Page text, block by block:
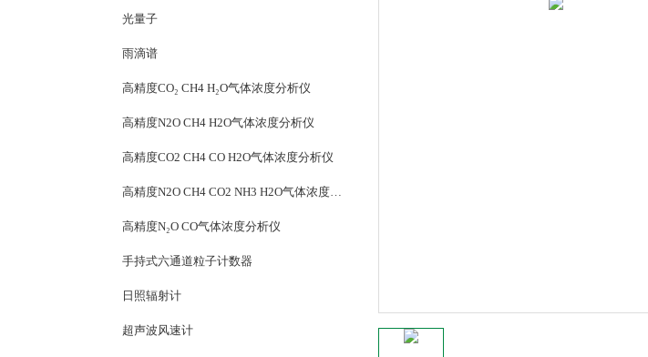
光量子
雨滴谱
高精度CO₂ CH4 H₂O气体浓度分析仪
高精度N2O CH4 H2O气体浓度分析仪
高精度CO2 CH4 CO H2O气体浓度分析仪
高精度N2O CH4 CO2 NH3 H2O气体浓度分析仪
高精度N₂O CO气体浓度分析仪
手持式六通道粒子计数器
日照辐射计
超声波风速计